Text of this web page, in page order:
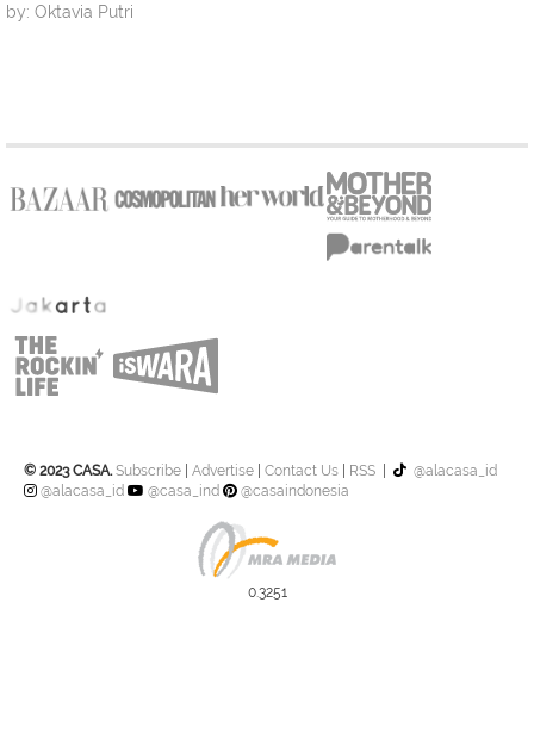
by: Oktavia Putri
© 2023 CASA.Subscribe Advertise Contact Us RSS
@alacasa_id
@alacasa_id
@casa_ind @casaindonesia
0.3251